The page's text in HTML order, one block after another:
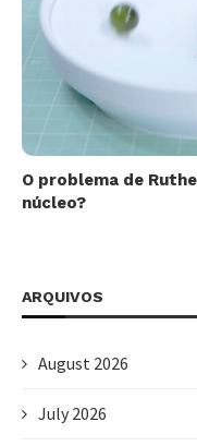
O problema de
núcleo?
ARQUIVOS
August 2026
July 2026